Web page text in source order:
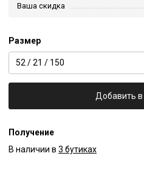
Ваша скидка
Размер
52 / 21 / 150
Добавить в
Получение
В наличии в 3 бутиках